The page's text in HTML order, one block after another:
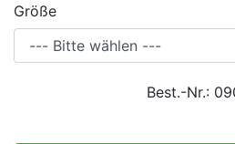
Größe
Best.-Nr.: